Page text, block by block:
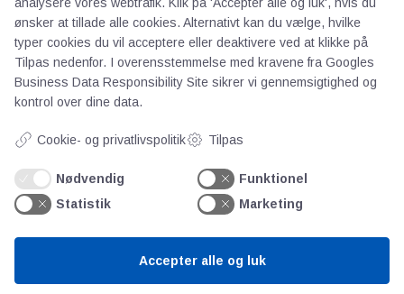
Videncentre
Teknologisk Institut
Videncentre
Litteratur
Forkortelser
Ståbi
Værd at besøge
ønsker at tillade alle cookies. Alternativt kan du vælge, hvilke
typer cookies du vil acceptere eller deaktivere ved at klikke på
Tilpas nedenfor. I overensstemmelse med kravene fra Googles
Business Data Responsibility Site sikrer vi gennemsigtighed og
kontrol over dine data.
Cookie- og privatlivspolitik Tilpas
Nødvendig
Funktionel
Statistik
Marketing
Accepter alle og luk